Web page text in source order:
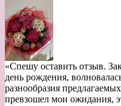
«Спешу оставить отзыв.
день рождения,
разнообразия
превзошел мои ожидания,